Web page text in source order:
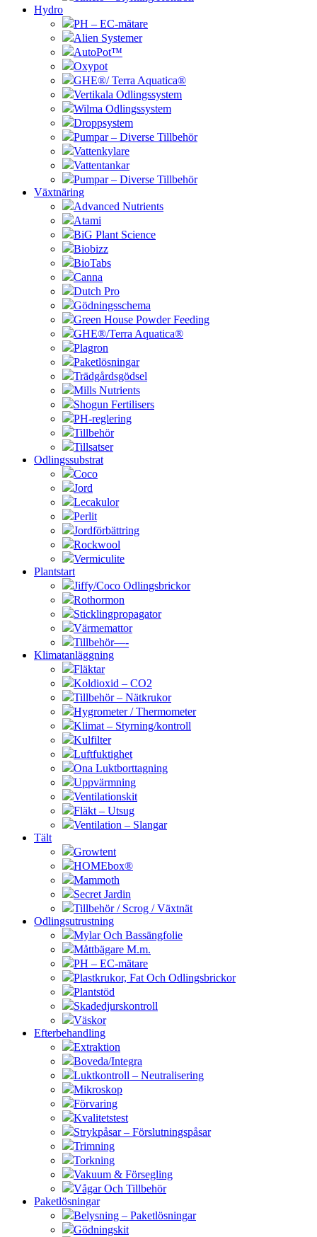
Hydro
PH – EC-mätare
Alien Systemer
AutoPot™
Oxypot
GHE®/ Terra Aquatica®
Vertikala Odlingssystem
Wilma Odlingssystem
Droppsystem
Pumpar – Diverse Tillbehör
Vattenkylare
Vattentankar
Pumpar – Diverse Tillbehör
Växtnäring
Advanced Nutrients
Atami
BiG Plant Science
Biobizz
BioTabs
Canna
Dutch Pro
Gödningsschema
Green House Powder Feeding
GHE®/Terra Aquatica®
Plagron
Paketlösningar
Trädgårdsgödsel
Mills Nutrients
Shogun Fertilisers
PH-reglering
Tillbehör
Tillsatser
Odlingssubstrat
Coco
Jord
Lecakulor
Perlit
Jordförbättring
Rockwool
Vermiculite
Plantstart
Jiffy/Coco Odlingsbrickor
Rothormon
Sticklingpropagator
Värmemattor
Tillbehör—-
Klimatanläggning
Fläktar
Koldioxid – CO2
Tillbehör – Nätkrukor
Hygrometer / Thermometer
Klimat – Styrning/kontroll
Kulfilter
Luftfuktighet
Ona Luktborttagning
Uppvärmning
Ventilationskit
Fläkt – Utsug
Ventilation – Slangar
Tält
Growtent
HOMEbox®
Mammoth
Secret Jardin
Tillbehör / Scrog / Växtnät
Odlingsutrustning
Mylar Och Bassängfolie
Måttbägare M.m.
PH – EC-mätare
Plastkrukor, Fat Och Odlingsbrickor
Plantstöd
Skadedjurskontroll
Väskor
Efterbehandling
Extraktion
Boveda/Integra
Luktkontroll – Neutralisering
Mikroskop
Förvaring
Kvalitetstest
Strykpåsar – Förslutningspåsar
Trimning
Torkning
Vakuum & Försegling
Vågar Och Tillbehör
Paketlösningar
Belysning – Paketlösningar
Gödningskit